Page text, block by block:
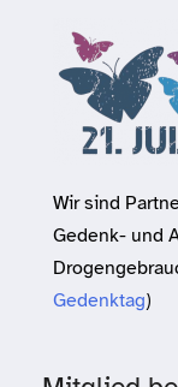
Wir sind
Gedenk- und
Gedenktag)